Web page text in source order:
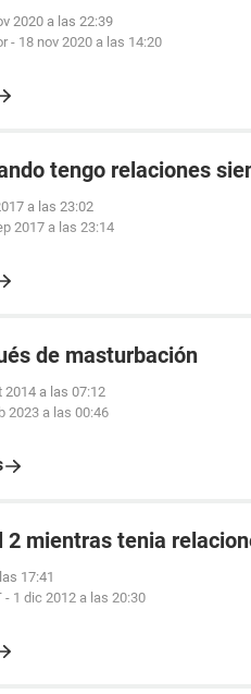
2020 a las 22:39
- 18 nov 2020 a las 14:20
tengo relaciones
a las 23:02
2017 a las 23:14
de masturbación
2014 a las 07:12
2023 a las 00:46
2 mientras tenia
17:41
- 1 dic 2012 a las 20:30